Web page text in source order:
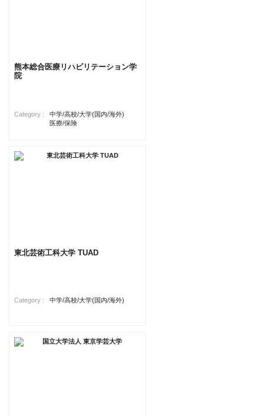
熊本総合医療リハビリテーション学
院
Category :
中学/高校/大学(国内/海外)
医療/保険
東北芸術工科大学 TUAD
Category : 中学/高校/大学(国内/海外)